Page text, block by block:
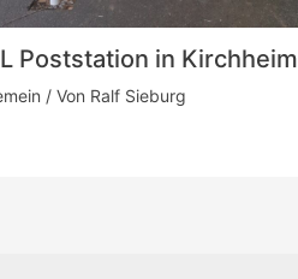
Poststation in Kirchheim
/ Von Ralf Sieburg